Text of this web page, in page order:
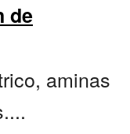
de
aminas